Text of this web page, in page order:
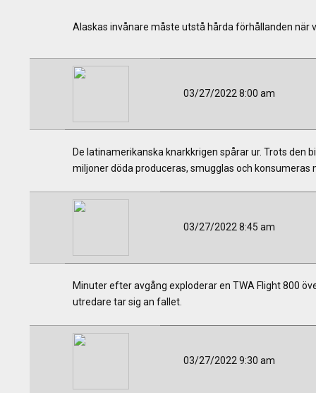
Alaskas invånare måste utstå hårda förhållanden när
03/27/2022 8:00 am
De latinamerikanska knarkkrigen spårar ur. Trots den
miljoner döda produceras, smugglas och konsumeras
03/27/2022 8:45 am
Minuter efter avgång exploderar en TWA Flight 800
utredare tar sig an fallet.
03/27/2022 9:30 am